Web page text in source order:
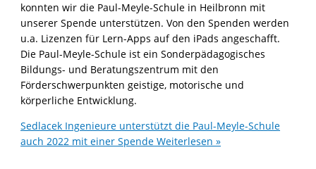
konnten wir die Paul-Meyle-Schule in Heilbronn mit
unserer Spende unterstützen. Von den Spenden werden
u.a. Lizenzen für Lern-Apps auf den iPads angeschafft.
Die Paul-Meyle-Schule ist ein Sonderpädagogisches
Bildungs- und Beratungszentrum mit den
Förderschwerpunkten geistige, motorische und
körperliche Entwicklung.
Sedlacek Ingenieure unterstützt die Paul-Meyle-Schule
auch 2022 mit einer Spende Weiterlesen »